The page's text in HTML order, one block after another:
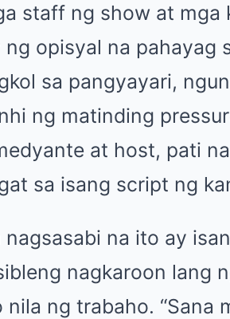
staff ng show at mga
opisyal na pahayag
sa pangyayari,
ng matinding
at host, pati
sa isang script ng
na ito ay
nagkaroon lang
ng trabaho. “Sana